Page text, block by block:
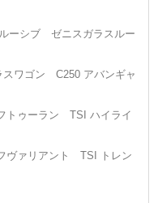
ーシブ ゼニスガラスルー
ワゴン C250 アバンギャ
トゥーラン TSI ハイライ
ヴァリアント TSI トレン